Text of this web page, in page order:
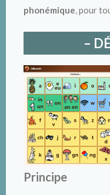
phonémique, pour
–
Principe